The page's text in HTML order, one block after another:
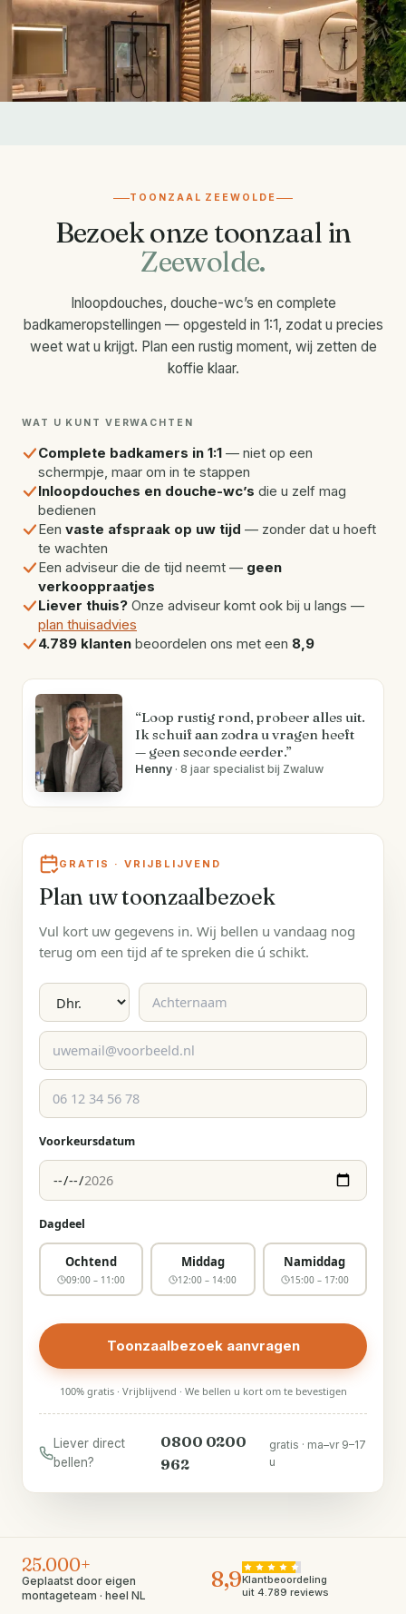
TOONZAAL ZEEWOLDE
Bezoek onze toonzaal in
Zeewolde.
Inloopdouches, douche-wc’s en complete
badkameropstellingen — opgesteld in 1:1, zodat u precies
weet wat u krijgt. Plan een rustig moment, wij zetten de
koffie klaar.
WAT U KUNT VERWACHTEN
Complete badkamers in 1:1 — niet op een
schermpje, maar om in te stappen
Inloopdouches en douche-wc’s die u zelf mag
bedienen
Een vaste afspraak op uw tijd — zonder dat u hoeft
te wachten
Een adviseur die de tijd neemt — geen
verkooppraatjes
Liever thuis? Onze adviseur komt ook bij u langs —
plan thuisadvies
4.789 klanten beoordelen ons met een 8,9
“Loop rustig rond, probeer alles uit.
Ik schuif aan zodra u vragen heeft
— geen seconde eerder.”
Henny · 8 jaar specialist bij Zwaluw
GRATIS · VRIJBLIJVEND
Plan uw toonzaalbezoek
Vul kort uw gegevens in. Wij bellen u vandaag nog
terug om een tijd af te spreken die ú schikt.
Voorkeursdatum
Dagdeel
Ochtend
09:00 – 11:00
Middag
12:00 – 14:00
Namiddag
15:00 – 17:00
Toonzaalbezoek aanvragen
100% gratis · Vrijblijvend · We bellen u kort om te bevestigen
Liever direct
bellen?
0800 0200
962
gratis · ma–vr 9–17
u
25.000+
Geplaatst door eigen
montageteam · heel NL
8,9Klantbeoordeling
uit 4.789 reviews